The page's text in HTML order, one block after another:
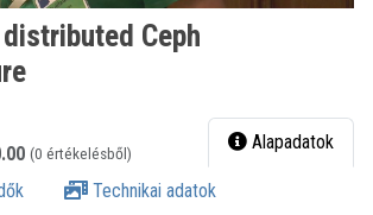
Ceph
(0 értékelésből) Alapadatok
Technikai adatok